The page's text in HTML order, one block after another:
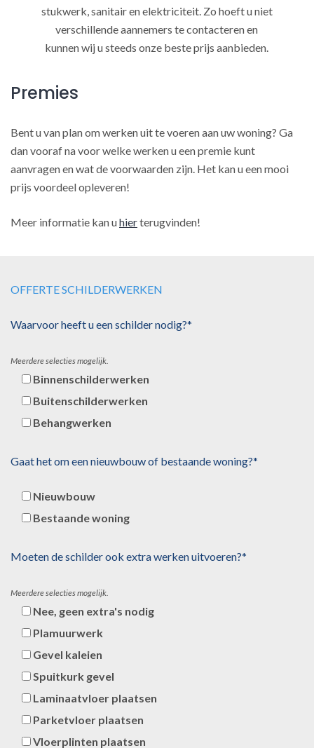
stukwerk, sanitair en elektriciteit. Zo hoeft u niet
verschillende aannemers te contacteren en
kunnen wij u steeds onze beste prijs aanbieden.
Premies
Bent u van plan om werken uit te voeren aan uw woning? Ga
dan vooraf na voor welke werken u een premie kunt
aanvragen en wat de voorwaarden zijn. Het kan u een mooi
prijs voordeel opleveren!
Meer informatie kan uhierterugvinden!
OFFERTE SCHILDERWERKEN
Waarvoor heeft u een schilder nodig?*
Meerdere selecties mogelijk.
Binnenschilderwerken
Buitenschilderwerken
Behangwerken
Gaat het om een nieuwbouw of bestaande woning?*
Nieuwbouw
Bestaande woning
Moeten de schilder ook extra werken uitvoeren?*
Meerdere selecties mogelijk.
Nee, geen extra's nodig
Plamuurwerk
Gevel kaleien
Spuitkurk gevel
Laminaatvloer plaatsen
Parketvloer plaatsen
Vloerplinten plaatsen